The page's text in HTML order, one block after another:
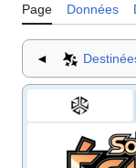
Page Données
◄